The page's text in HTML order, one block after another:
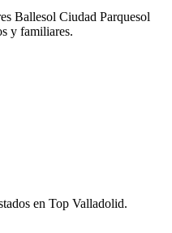
Ballesol Ciudad Parquesol
y familiares.
en Top Valladolid.